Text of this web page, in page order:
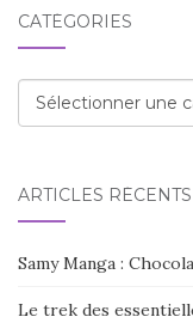
CATÉGORIES
Catégories
ARTICLES RÉCENTS
Samy Manga :
Le trek des